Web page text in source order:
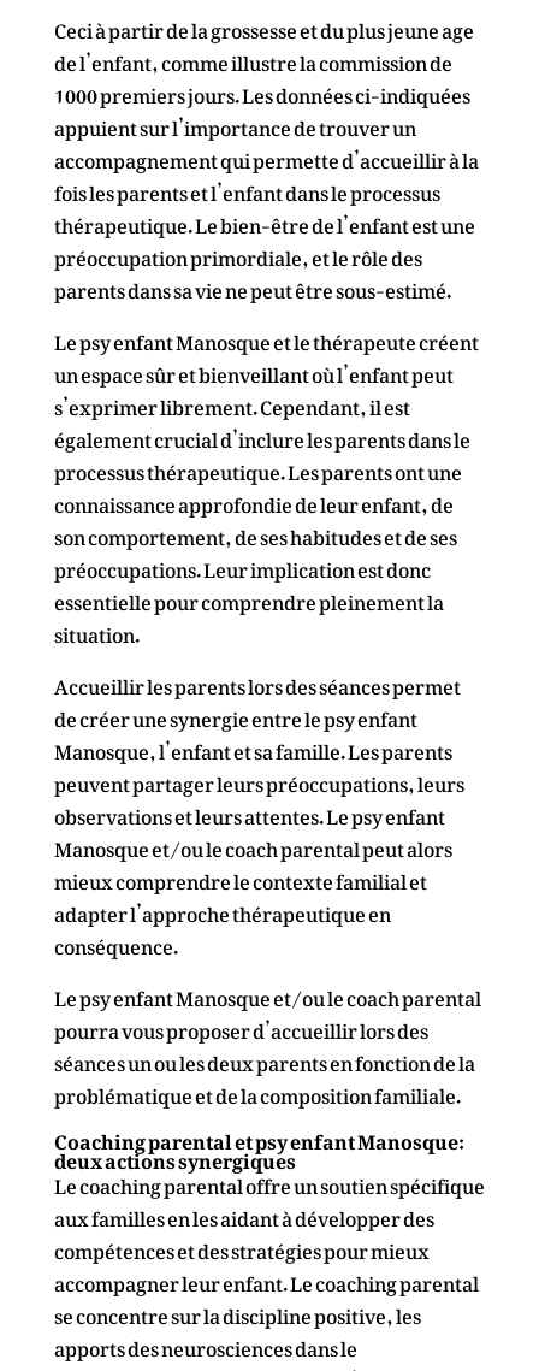
Ceci à partir de la grossesse et du plus jeune age
de l’enfant, comme illustre lacommission de
1000 premiers jours.Les données ci-indiquées
appuient sur l’importance de trouver un
accompagnement qui permette d’accueillir à la
fois les parents et l’enfant dans le processus
thérapeutique. Le bien-être de l’enfant est une
préoccupation primordiale, et le rôle des
parents dans sa vie ne peut être sous-estimé.
Le psy enfant Manosque et le thérapeute créent
un espace sûr et bienveillant où l’enfant peut
s’exprimer librement. Cependant, il est
également crucial d’inclure les parents dans le
processus thérapeutique. Les parents ont une
connaissance approfondie de leur enfant, de
son comportement, de ses habitudes et de ses
préoccupations. Leur implication est donc
essentielle pour comprendre pleinement la
situation.
Accueillir les parents lors des séances permet
de créer une synergie entre le psy enfant
Manosque, l’enfant et sa famille. Les parents
peuvent partager leurs préoccupations, leurs
observations et leurs attentes. Le psy enfant
Manosque et/ou le coach parental peut alors
mieux comprendre le contexte familial et
adapter l’approche thérapeutique en
conséquence.
Le psy enfant Manosque et/ou le coach parental
pourra vous proposer d’accueillir lors des
séances un ou les deux parents en fonction de la
problématique et de la composition familiale.
Coaching parental et psy enfant Manosque:
deux actions synergiques
Le coaching parental offre un soutien spécifique
aux familles en les aidant à développer des
compétences et des stratégies pour mieux
accompagner leur enfant. Le coaching parental
se concentre sur ladiscipline positive, les
apports des neurosciences dans le